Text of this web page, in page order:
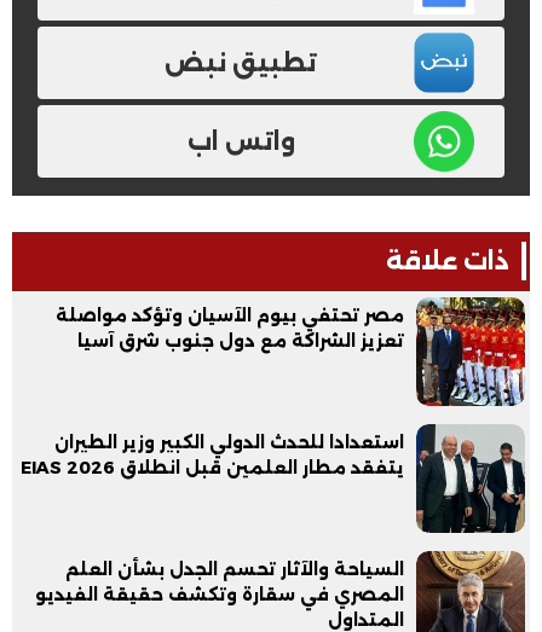
تطبيق نبض
واتس اب
ذات علاقة
مصر تحتفي بيوم الآسيان وتؤكد مواصلة
تعزيز الشراكة مع دول جنوب شرق آسيا
استعدادا للحدث الدولي الكبير وزير الطيران
يتفقد مطار العلمين قبل انطلاق EIAS 2026
السياحة والآثار تحسم الجدل بشأن العلم
المصري في سقارة وتكشف حقيقة الفيديو
المتداول